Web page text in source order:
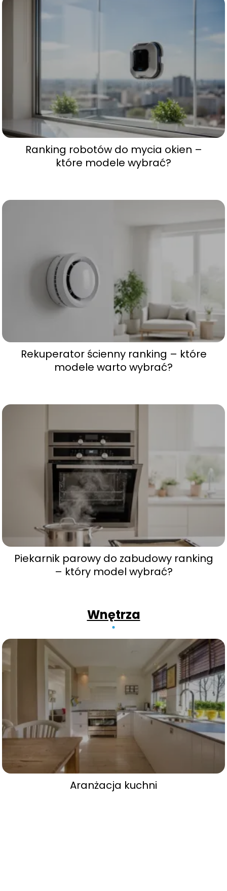
Ranking robotów do mycia okien –
które modele wybrać?
Rekuperator ścienny ranking – które
modele warto wybrać?
Piekarnik parowy do zabudowy ranking
– który model wybrać?
Wnętrza
Aranżacja kuchni